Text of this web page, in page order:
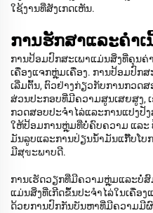
ໃຊ້ງານທີ່ສັງເກດເຫັນ.
ການຮັກສາແລະຄຳເ
ການປ້ອມປົກສະເພາແມ່ນສິ່ງທີ່ຄຸນຄ່
ເຄື່ອງແຈກຫຼຸ່ມເຄື່ອງ. ການປ້ອມປົກ
ເລີ່ມຕົ້ນ, ຕົວຢ່າງກ່ຽວກັບການກວດ
ສ່ວນປະກອບທີ່ມີຄວາມສູນເສຍສູງ,
ກວດສອບປະຈຳໄລ່ແລະການແປງປັ
ໃຫ້ປ້ອມການຫຼຸ່ມທີ່ບໍ່ຄົບຄວາມ ແລະ
ມັນລູບແລະການປ່ຽນນ້ຳມັນແກ໊ັບໂບ
ມີສุขະພາບດີ.
ການເຮັດວຽກທີ່ມີຄວາມຫຼຸ່ມແລະບໍ່ສົ
ແມ່ນສິ່ງທີ່ເກີດຂຶ້ນປະຈຳໄລ່ໃນເຄື່ອ
ດ້ວຍການປົກກັນບັນຫາທີ່ມີຄວາມມີ